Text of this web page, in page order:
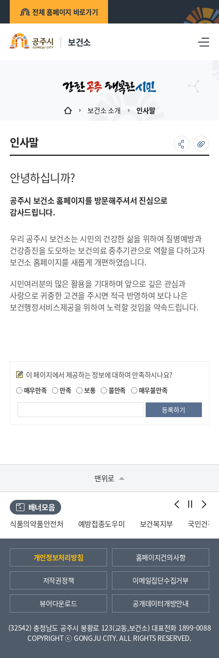
전체 홈페이지 바로가기
보건소
보건소 소개 인사말
인사말
안녕하십니까?
공주시 보건소 홈페이지를 방문해주셔서 진심으로
감사드립니다.
우리 공주시 보건소는 시민의 건강한 삶을 위하여 질병예방과
건강증진을 도모하는 보건의료 중추기관으로 역할을 다하고자
보건소 홈페이지를 새롭게 개편하였습니다.
시민여러분의 많은 활용을 기대하며 앞으로 깊은 관심과
사랑으로 귀중한 고견을 주시면 적극 반영하여 보다 나은
보건행정서비스제공을 위하여 노력할 것임을 약속드립니다.
만족도조사
이 페이지에서 제공하는 정보에 대하여 만족하시나요?
매우만족 만족 보통 불만족 매우불만족
맨위로
배너모음
식품의약품안전처
예방접종도우미 보건복지부 국민건강
개인정보처리방침 홈페이지건의사항
저작권정책 이메일집단수집거부
뷰어다운로드 공개데이터개방안내
(32542) 충청남도 공주시 봉황로 123(교동,보건소) 대표전화 1899-0088
COPYRIGHT ⓒ GONGJU CITY. ALL RIGHTS RESERVED.